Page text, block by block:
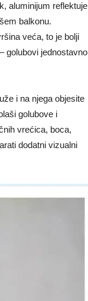
aluminijum reflektuje
balkonu.
veća, to je bolji
golubovi jednostavno
i na njega objesite
golubove i
vrećica, boca,
dodatni vizualni